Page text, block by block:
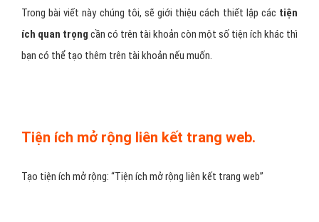
Trong bài viết này chúng tôi, sẽ giới thiệu cách thiết lập các tiện
ích quan trọng cần có trên tài khoản còn một số tiện ích khác thì
bạn có thể tạo thêm trên tài khoản nếu muốn.
Tiện ích mở rộng liên kết trang web.
Tạo tiện ích mở rộng: “Tiện ích mở rộng liên kết trang web”